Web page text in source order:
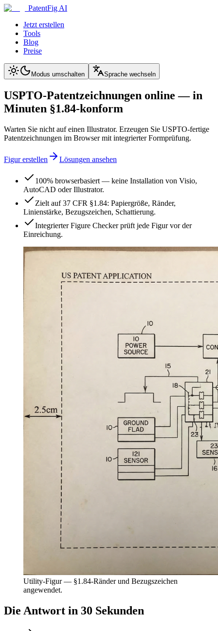
PatentFig AI
Jetzt erstellen
Tools
Blog
Preise
Modus umschalten Sprache wechseln
USPTO-Patentzeichnungen online — in
Minuten §1.84-konform
Warten Sie nicht auf einen Illustrator. Erzeugen Sie USPTO-fertige
Patentzeichnungen im Browser mit integrierter Formprüfung.
Figur erstellen Lösungen ansehen
100% browserbasiert — keine Installation von Visio,
AutoCAD oder Illustrator.
Zielt auf 37 CFR §1.84: Papiergröße, Ränder,
Linienstärke, Bezugszeichen, Schattierung.
Integrierter Figure Checker prüft jede Figur vor der
Einreichung.
Utility-Figur — §1.84-Ränder und Bezugszeichen
angewendet.
Die Antwort in 30 Sekunden